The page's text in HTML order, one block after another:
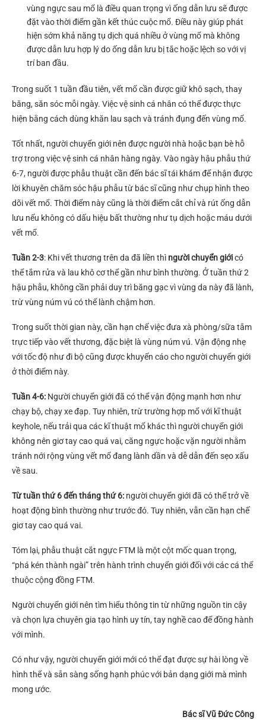
vùng ngực sau mổ là điều quan trọng vì ống dẫn lưu sẽ được
đặt vào thời điểm gần kết thúc cuộc mổ. Điều này giúp phát
hiện sớm khả năng tụ dịch quá nhiều ở vùng mổ mà không
được dẫn lưu hợp lý do ống dẫn lưu bị tắc hoặc lệch so với vị
trí ban đầu.
Trong suốt 1 tuần đầu tiên, vết mổ cần được giữ khô sạch, thay
băng, săn sóc mỗi ngày. Việc vệ sinh cá nhân có thể được thực
hiện bằng cách dùng khăn lau sạch và tránh đụng đến vùng mổ.
Tốt nhất, người chuyển giới nên được người nhà hoặc bạn bè hỗ
trợ trong việc vệ sinh cá nhân hàng ngày. Vào ngày hậu phẫu thứ
6-7, người được phẫu thuật cần đến bác sĩ tái khám để nhận được
lời khuyên chăm sóc hậu phẫu từ bác sĩ cũng như chụp hình theo
dõi vết mổ. Thời điểm này cũng là thời điểm cắt chỉ và rút ống dẫn
lưu nếu không có dấu hiệu bất thường như tụ dịch hoặc máu dưới
vết mổ.
Tuần 2-3: Khi vết thương trên da đã liền thì người chuyển giớicó
thể tắm rửa và lau khô cơ thể gần như bình thường. Ở tuần thứ 2
hậu phẫu, không cần phải duy trì băng gạc vì vùng da này đã lành,
trừ vùng núm vú có thể lành chậm hơn.
Trong suốt thời gian này, cần hạn chế việc đưa xà phòng/sữa tắm
trực tiếp vào vết thương, đặc biệt là vùng núm vú. Vận động nhẹ
với tốc độ như đi bộ cũng được khuyến cáo cho người chuyển giới
ở thời điểm này.
Tuần 4-6: Người chuyển giới đã có thể vận động mạnh hơn như
chạy bộ, chạy xe đạp. Tuy nhiên, trừ trường hợp mổ với kĩ thuật
keyhole, nếu trải qua các kĩ thuật mổ khác thì người chuyển giới
không nên giơ tay cao quá vai, căng ngực hoặc vặn người nhằm
tránh nới rộng vùng vết mổ đang lành dần và dễ dẫn đến sẹo xấu
về sau.
Từ tuần thứ 6 đến tháng thứ 6: người chuyển giới đã có thể trở về
hoạt động bình thường như trước đó. Tuy nhiên, vẫn cần hạn chế
giơ tay cao quá vai.
Tóm lại, phẫu thuật cắt ngực FTM là một cột mốc quan trọng,
“phá kén thành ngài” trên hành trình chuyển giới đối với các cá thể
thuộc cộng đồng FTM.
Người chuyển giới nên tìm hiểu thông tin từ những nguồn tin cậy
và chọn lựa chuyên gia tạo hình uy tín, tay nghề cao để đồng hành
với mình.
Có như vậy, người chuyển giới mới có thể đạt được sự hài lòng về
hình thể và sẵn sàng sống hạnh phúc với bản dạng giới mà mình
mong ước.
Bác sĩ Vũ Đức Công